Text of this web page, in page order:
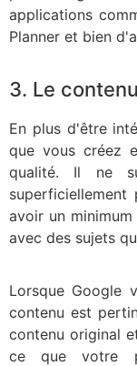
applications
Planner et bien
3. Le
En plus d'être
que vous créez
qualité. Il ne
avoir un
avec des sujets
Lorsque Google
contenu est
contenu original
ce que votre